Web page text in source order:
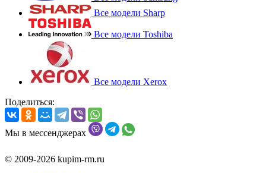
Все модели Sharp
Все модели Toshiba
Все модели Xerox
Поделиться:
Мы в мессенджерах
© 2009-2026 kupim-rm.ru